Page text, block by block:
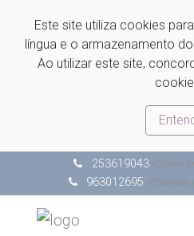
Este site utiliza cookies
língua e o armazenamento
Ao utilizar este site,
253619043
963012695 (Chamada